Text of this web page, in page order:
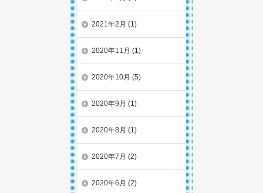
2021年2月 (1)
2020年11月 (1)
2020年10月 (5)
2020年9月 (1)
2020年8月 (1)
2020年7月 (2)
2020年6月 (2)